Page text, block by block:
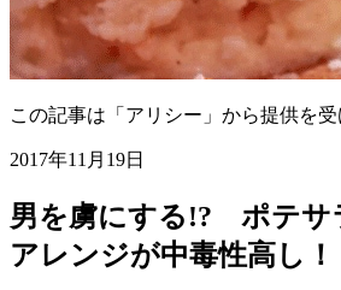
この記事は「アリシー」から提供を
2017年11月19日
男を虜にする!? ポテサ
アレンジが中毒性高し！